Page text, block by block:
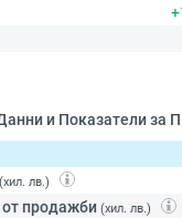
и Показатели
(хил. лв.)
от продажби (хил. лв.)